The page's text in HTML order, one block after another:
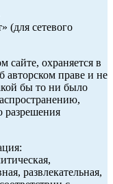
(для сетевого
сайте, охраняется в
авторском праве и не
бы то ни было
разрешения
развлекательная,